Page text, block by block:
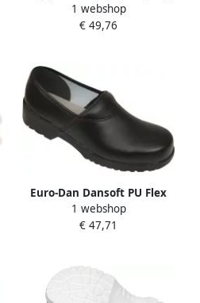
| Electrisch Blauw | 00 154
220 37
1 webshop
€ 49,76
Euro-Dan Dansoft PU Flex
Klomp Dichte Hak E764 |
Zwart | 00.169.013.39
1 webshop
€ 47,71